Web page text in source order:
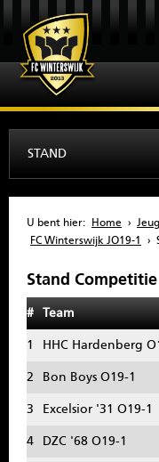
OVER FCW
INFORMATIE
SENIOREN
SPONSOREN
STAND
U bent hier: Home ›
FC Winterswijk JO19-1
›
Stand Competitie
# Team
1 HHC Hardenberg
2 Bon Boys O19-1
3 Excelsior '31 O19-1
4 DZC '68 O19-1